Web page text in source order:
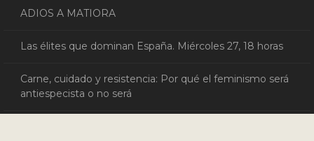
ADIOS A MATIORA
Las élites que dominan España. Miércoles 27, 18 horas
Carne, cuidado y resistencia: Por qué el feminismo será
antiespecista o no será